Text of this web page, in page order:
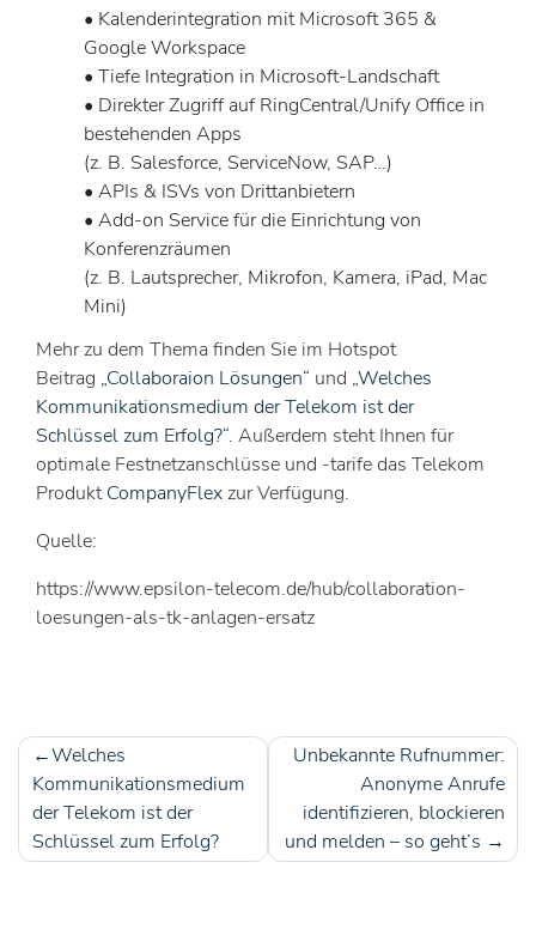
• Kalenderintegration mit Microsoft 365 &
Google Workspace
• Tiefe Integration in Microsoft-Landschaft
• Direkter Zugriff auf RingCentral/Unify Office in
bestehenden Apps
(z. B. Salesforce, ServiceNow, SAP…)
• APIs & ISVs von Drittanbietern
• Add-on Service für die Einrichtung von
Konferenzräumen
(z. B. Lautsprecher, Mikrofon, Kamera, iPad, Mac
Mini)
Mehr zu dem Thema finden Sie im Hotspot
Beitrag „Collaboraion Lösungen“ und „Welches
Kommunikationsmedium der Telekom ist der
Schlüssel zum Erfolg?“. Außerdem steht Ihnen für
optimale Festnetzanschlüsse und -tarife das Telekom
ProduktCompanyFlex zur Verfügung.
Quelle:
https://www.epsilon-telecom.de/hub/collaboration-
loesungen-als-tk-anlagen-ersatz
Beitragsnavigation
Welches
Kommunikationsmedium
der Telekom ist der
Schlüssel zum Erfolg?
Unbekannte Rufnummer:
Anonyme Anrufe
identifizieren, blockieren
und melden – so geht’s